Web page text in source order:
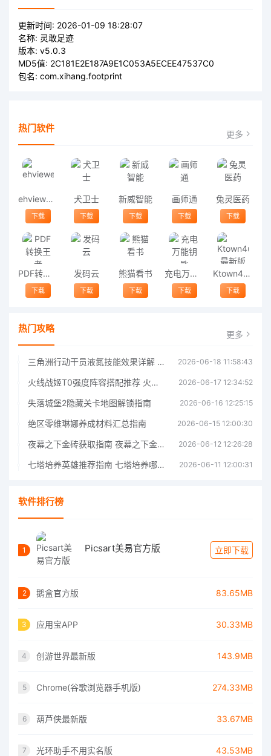
更新时间: 2026-01-09 18:28:07
名称: 灵敢足迹
版本: v5.0.3
MD5值: 2C181E2E187A9E1C053A5ECEE47537C0
包名: com.xihang.footprint
热门软件 更多
ehviewer1.8.6
下载
犬卫士
下载
新威智能
下载
画师通
下载
兔灵医药
下载
PDF转换王者
下载
发码云
下载
熊猫看书
下载
充电万能钥匙
下载
Ktown4u最新版
下载
热门攻略 更多
三角洲行动干员液氮技能效果详解 三角洲行动干员液氮技能介绍 2026-06-18 11:58:43
火线战姬T0强度阵容搭配推荐 火线战姬T0强度阵容哪个好 2026-06-17 12:34:52
失落城堡2隐藏关卡地图解锁指南 2026-06-16 12:25:15
绝区零维琳娜养成材料汇总指南 2026-06-15 12:00:30
夜幕之下金砖获取指南 夜幕之下金砖获取方法 2026-06-12 12:26:28
七塔培养英雄推荐指南 七塔培养哪个英雄好 2026-06-11 12:00:31
软件排行榜
1 Picsart美易官方版 立即下载
2 鹅盒官方版 83.65MB
3 应用宝APP 30.33MB
4 创游世界最新版 143.9MB
5 Chrome(谷歌浏览器手机版) 274.33MB
6 葫芦侠最新版 33.67MB
7 光环助手不用实名版 43.53MB